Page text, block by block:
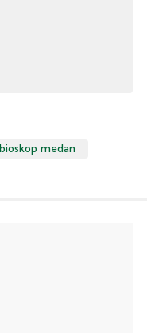
bioskop medan